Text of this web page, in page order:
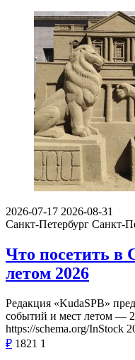
2026-07-17 2026-08-31
Санкт-Петербург Санкт-
Что посетить в
летом 2026
Редакция «KudaSPB»
событий и мест летом —
https://schema.org/InStock
₽ 1821 1